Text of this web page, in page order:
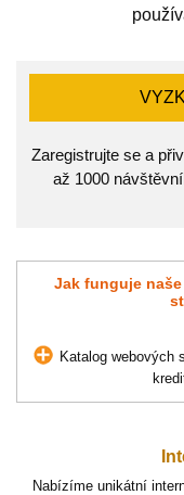
Zaregistrujte se a
až 1000
Jak funguje naše
Katalog webových
Nabízíme unikátní